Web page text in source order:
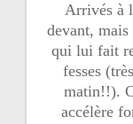
Arrivés à
devant,
qui lui fait
fesses
matin!!).
accélère